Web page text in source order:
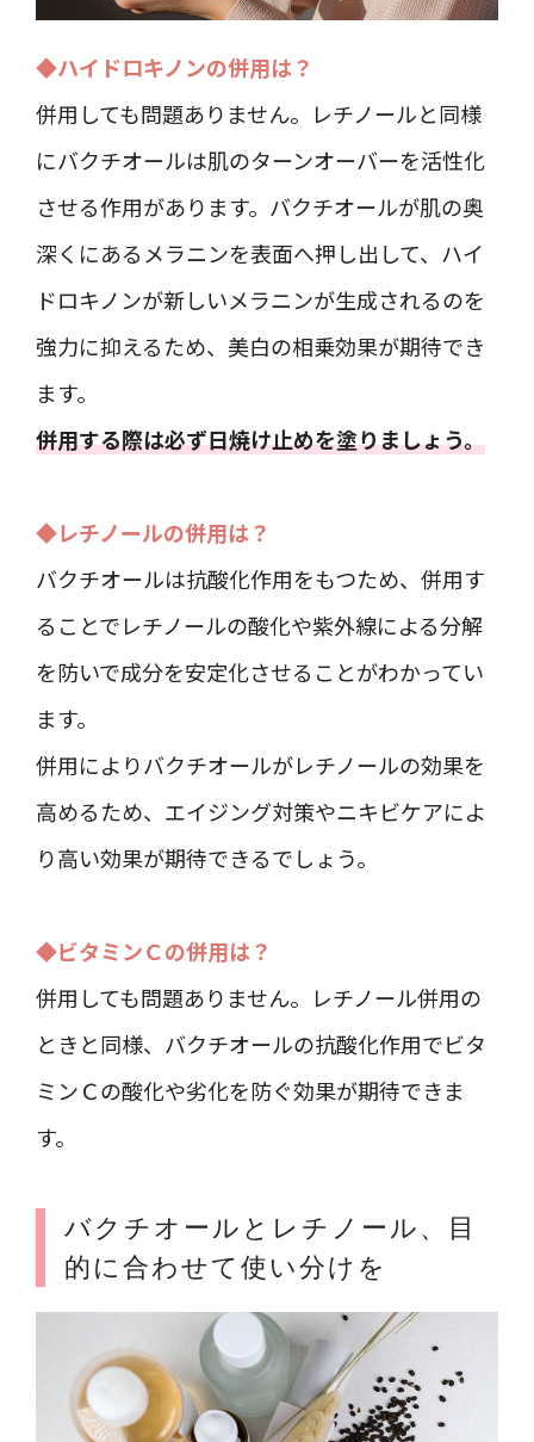
◆ハイドロキノンの併用は？
併用しても問題ありません。レチノールと同様
にバクチオールは肌のターンオーバーを活性化
させる作用があります。バクチオールが肌の奥
深くにあるメラニンを表面へ押し出して、ハイ
ドロキノンが新しいメラニンが生成されるのを
強力に抑えるため、美白の相乗効果が期待でき
ます。
併用する際は必ず日焼け止めを塗りましょう。
◆レチノールの併用は？
バクチオールは抗酸化作用をもつため、併用す
ることでレチノールの酸化や紫外線による分解
を防いで成分を安定化させることがわかってい
ます。
併用によりバクチオールがレチノールの効果を
高めるため、エイジング対策やニキビケアによ
り高い効果が期待できるでしょう。
◆ビタミンＣの併用は？
併用しても問題ありません。レチノール併用の
ときと同様、バクチオールの抗酸化作用でビタ
ミンＣの酸化や劣化を防ぐ効果が期待できま
す。
バクチオールとレチノール、目
的に合わせて使い分けを